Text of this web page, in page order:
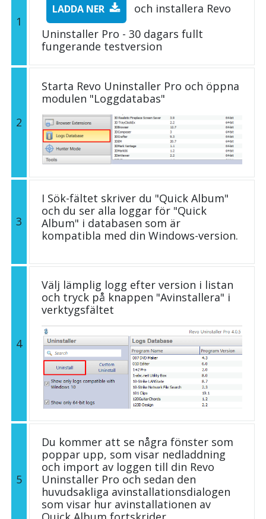
1
LADDA NER
och installera Revo
Uninstaller Pro - 30 dagars fullt
fungerande testversion
2
Starta Revo Uninstaller Pro och öppna
modulen "Loggdatabas"
3
I Sök-fältet skriver du "Quick Album"
och du ser alla loggar för "Quick
Album" i databasen som är
kompatibla med din Windows-version.
4
Välj lämplig logg efter version i listan
och tryck på knappen "Avinstallera" i
verktygsfältet
5
Du kommer att se några fönster som
poppar upp, som visar nedladdning
och import av loggen till din Revo
Uninstaller Pro och sedan den
huvudsakliga avinstallationsdialogen
som visar hur avinstallationen av